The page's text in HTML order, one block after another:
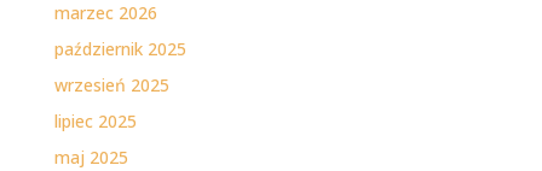
marzec 2026
październik 2025
wrzesień 2025
lipiec 2025
maj 2025